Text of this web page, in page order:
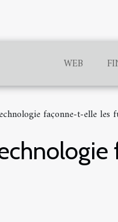
WEB
façonne-t-elle les